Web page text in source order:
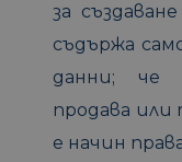
за
съдържа
данни; че
продава или
е начин